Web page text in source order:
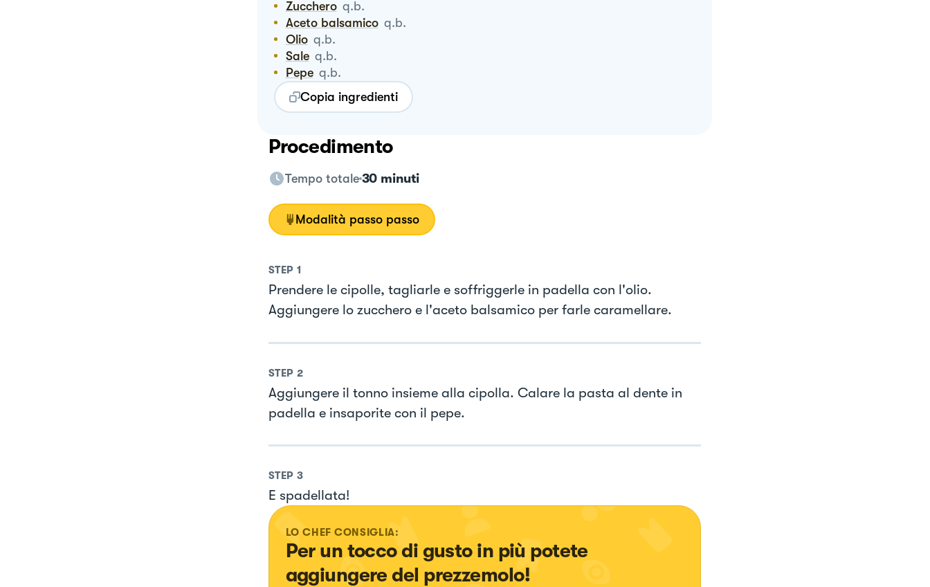
Zucchero q.b.
Aceto balsamico q.b.
Olio q.b.
Sale q.b.
Pepe q.b.
Copia ingredienti
Procedimento
Tempo totale 30 minuti
Modalità passo passo
STEP 1
Prendere le cipolle, tagliarle e soffriggerle in padella con l'olio.
Aggiungere lo zucchero e l'aceto balsamico per farle caramellare.
STEP 2
Aggiungere il tonno insieme alla cipolla. Calare la pasta al dente in
padella e insaporite con il pepe.
STEP 3
E spadellata!
LO CHEF CONSIGLIA:
Per un tocco di gusto in più potete
aggiungere del prezzemolo!